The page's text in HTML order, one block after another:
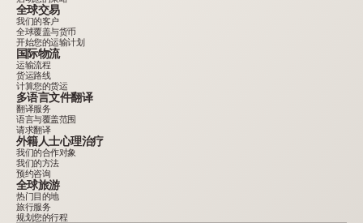
全球交易
我们的客户
全球覆盖与货币
开始您的运输计划
国际物流
运输流程
货运路线
计算您的货运
多语言文件翻译
翻译服务
语言与覆盖范围
请求翻译
外籍人士心理治疗
我们的合作对象
我们的方法
预约咨询
全球旅游
热门目的地
旅行服务
规划您的行程